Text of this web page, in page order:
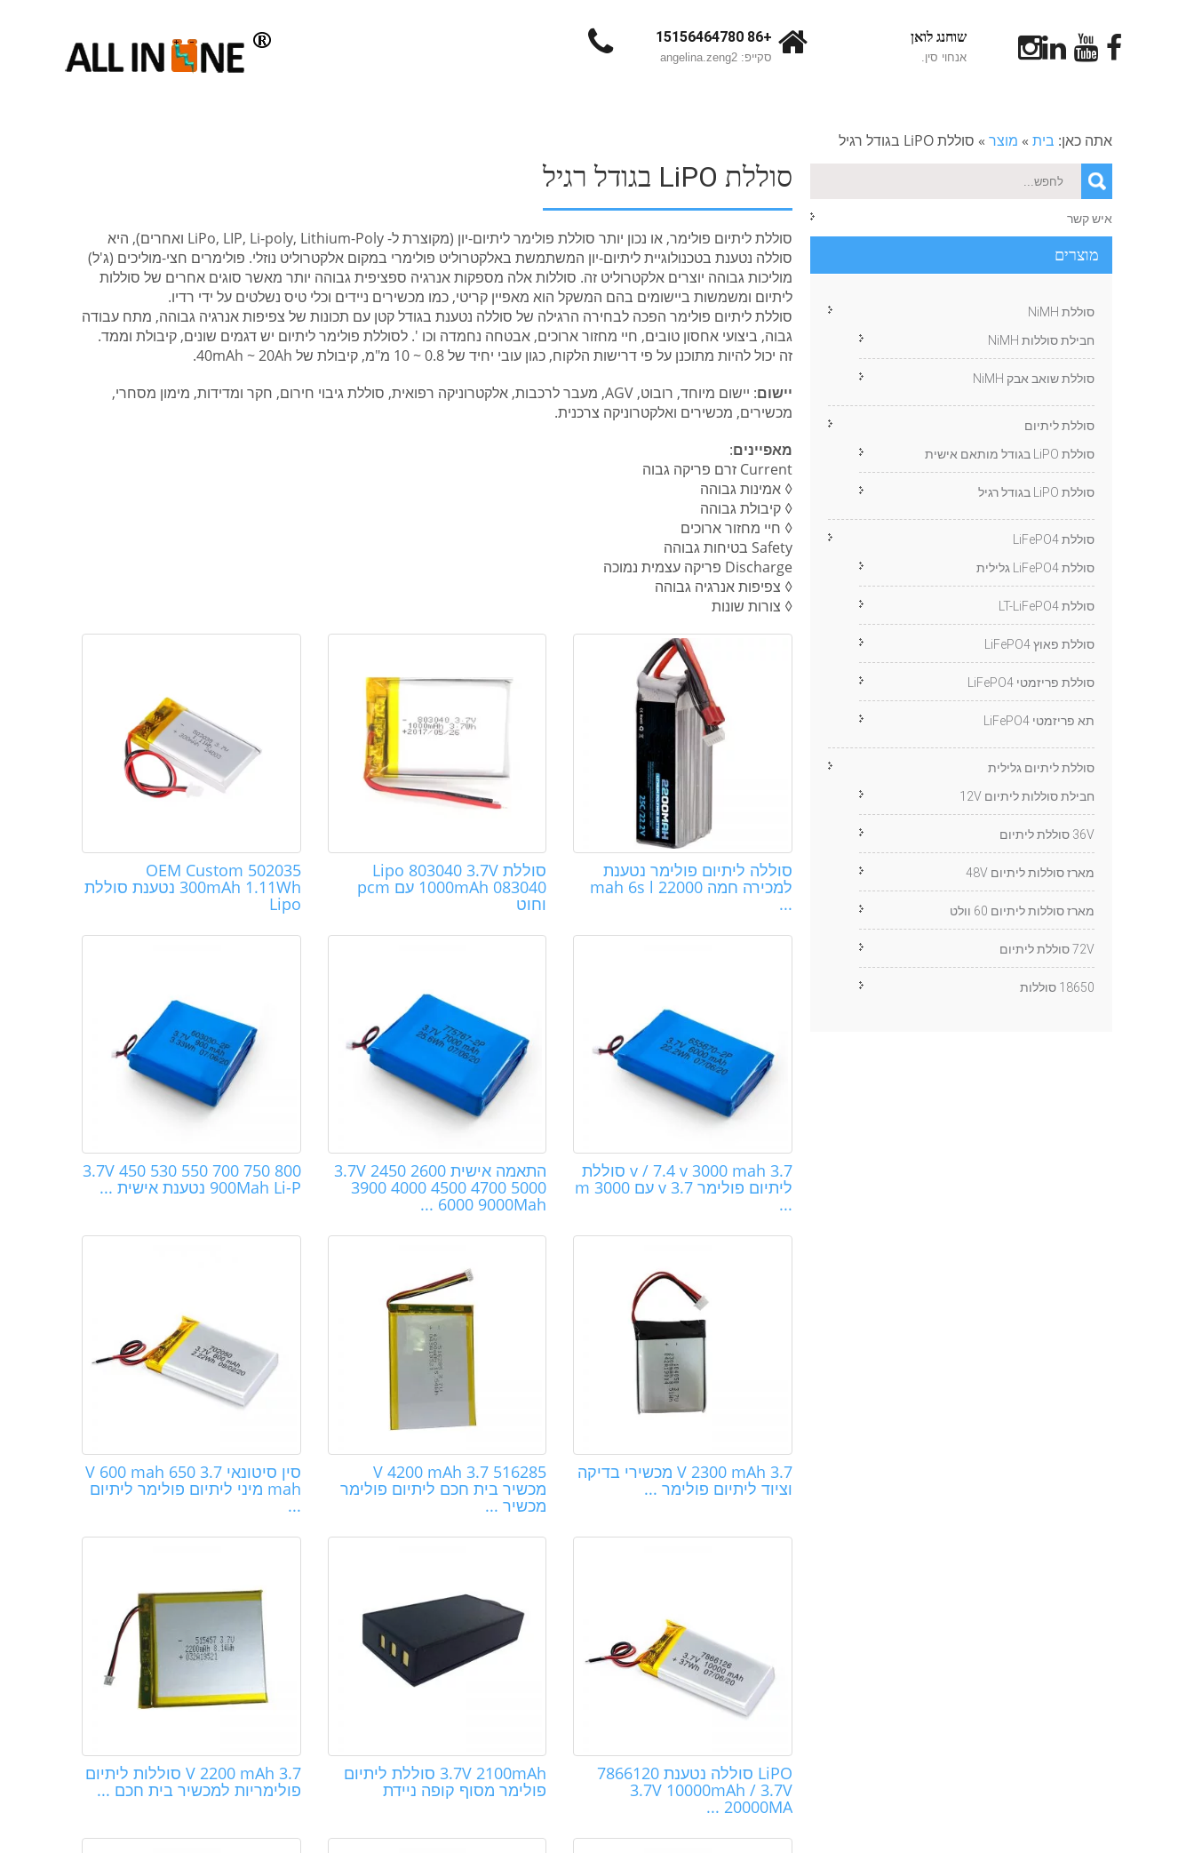
+86 15156464780
סקייפ: angelina.zeng2
שוחנג לואן
אנחוי סין.
אתה כאן: בית » מוצר » סוללת LiPO בגודל רגיל
סוללת LiPO בגודל רגיל
סוללת ליתיום פולימר, או נכון יותר סוללת פולימר ליתיום-יון (מקוצרת ל- LiPo, LIP, Li-poly, Lithium-Poly ואחרים), היא
סוללה נטענת בטכנולוגיית ליתיום-יון המשתמשת באלקטרוליט פולימרי במקום אלקטרוליט נוזלי. פולימרים חצי-מוליכים (ג'ל)
מוליכות גבוהה יוצרים אלקטרוליט זה. סוללות אלה מספקות אנרגיה ספציפית גבוהה יותר מאשר סוגים אחרים של סוללות
ליתיום ומשמשות ביישומים בהם המשקל הוא מאפיין קריטי, כמו מכשירים ניידים וכלי טיס נשלטים על ידי רדיו.
סוללת ליתיום פולימר הפכה לבחירה הרגילה של סוללה נטענת בגודל קטן עם תכונות של צפיפות אנרגיה גבוהה, מתח עבודה
גבוה, ביצועי אחסון טובים, חיי מחזור ארוכים, אבטחה נחמדה וכו '. לסוללת פולימר ליתיום יש דגמים שונים, קיבולת וממד.
זה יכול להיות מתוכנן על פי דרישות הלקוח, כגון עובי יחיד של 0.8 ~ 10 מ"מ, קיבולת של 40mAh ~ 20Ah.
יישום
: יישום מיוחד, רובוט, AGV, מעבר לרכבות, אלקטרוניקה רפואית, סוללת גיבוי חירום, חקר ומדידות, מימון מסחרי,
מכשירים, מכשירים ואלקטרוניקה צרכנית.
מאפיינים:
Current זרם פריקה גבוה
◊ אמינות גבוהה
◊ קיבולת גבוהה
◊ חיי מחזור ארוכים
Safety בטיחות גבוהה
Discharge פריקה עצמית נמוכה
◊ צפיפות אנרגיה גבוהה
◊ צורות שונות
OEM Custom 502035
300mAh 1.11Wh נטענת סוללת
Lipo
סוללת Lipo 803040 3.7V
1000mAh 083040 עם pcm
וחוט
סוללה ליתיום פולימר נטענת
למכירה חמה 22000 mah 6s l
...
3.7V 450 530 550 700 750 800
900Mah Li-P נטענת אישית ...
התאמה אישית 3.7V 2450 2600
3900 4000 4500 4700 5000
6000 9000Mah ...
3.7 v / 7.4 v 3000 mah סוללת
ליתיום פולימר 3.7 v עם 3000 m
...
סין סיטונאי 3.7 V 600 mah 650
mah מיני ליתיום פולימר ליתיום
...
516285 3.7 V 4200 mAh
מכשיר בית חכם ליתיום פולימר
מכשיר ...
3.7 V 2300 mAh מכשירי בדיקה
וציוד ליתיום פולימר ...
3.7 V 2200 mAh סוללות ליתיום
פולימריות למכשיר בית חכם ...
3.7V 2100mAh סוללת ליתיום
פולימר מסוף קופה ניידת
LiPO סוללה נטענת 7866120
3.7V 10000mAh / 3.7V
20000MA ...
איש קשר
מוצרים
סוללת NiMH
חבילת סוללות NiMH
סוללת שואב אבק NiMH
סוללת ליתיום
סוללת LiPO בגודל מותאם אישית
סוללת LiPO בגודל רגיל
סוללת LiFePO4
סוללת LiFePO4 גלילית
סוללת LT-LiFePO4
סוללת פאוץ LiFePO4
סוללת פריזמטי LiFePO4
תא פריזמטי LiFePO4
סוללת ליתיום גלילית
חבילת סוללות ליתיום 12V
36V סוללת ליתיום
מארז סוללות ליתיום 48V
מארז סוללות ליתיום 60 וולט
72V סוללת ליתיום
18650 סוללות